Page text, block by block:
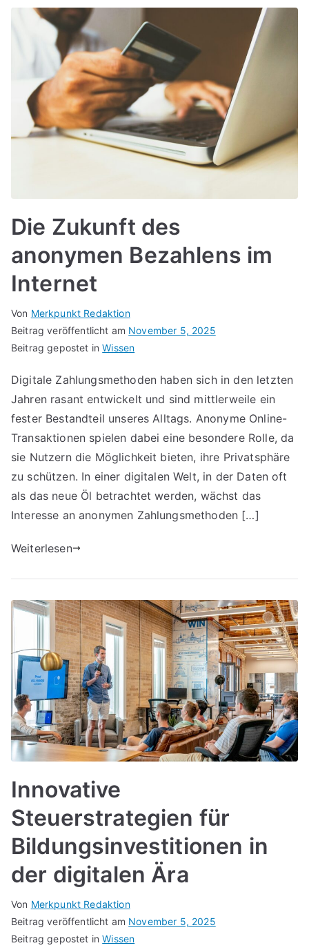
Die Zukunft des
anonymen Bezahlens im
Internet
Von Merkpunkt Redaktion
Beitrag veröffentlicht am November 5, 2025
Beitrag gepostet inWissen
Digitale Zahlungsmethoden haben sich in den letzten
Jahren rasant entwickelt und sind mittlerweile ein
fester Bestandteil unseres Alltags. Anonyme Online-
Transaktionen spielen dabei eine besondere Rolle, da
sie Nutzern die Möglichkeit bieten, ihre Privatsphäre
zu schützen. In einer digitalen Welt, in der Daten oft
als das neue Öl betrachtet werden, wächst das
Interesse an anonymen Zahlungsmethoden […]
Weiterlesen
Innovative
Steuerstrategien für
Bildungsinvestitionen in
der digitalen Ära
Von Merkpunkt Redaktion
Beitrag veröffentlicht am November 5, 2025
Beitrag gepostet inWissen